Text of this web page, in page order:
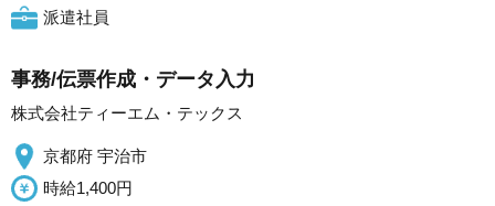
派遣社員
事務/伝票作成・データ入力
株式会社ティーエム・テックス
京都府 宇治市
時給1,400円